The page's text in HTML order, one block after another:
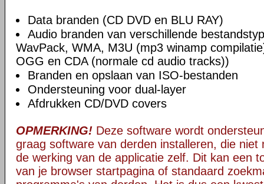
Data branden (CD DVD en BLU RAY)
Audio branden van verschillende
WavPack, WMA, M3U (mp3 winamp
OGG en CDA (normale cd audio tracks))
Branden en opslaan van ISO-bestanden
Ondersteuning voor dual-layer
Afdrukken CD/DVD covers
OPMERKING! Deze software wordt
graag software van derden installeren, die niet
de werking van de applicatie zelf. Dit kan een
van je browser startpagina of standaard